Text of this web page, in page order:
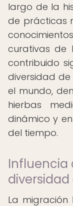
largo de la
de prácticas
curativas de
contribuido
diversidad
el mundo,
hierbas
dinámico y
del tiempo.
Influencia
La